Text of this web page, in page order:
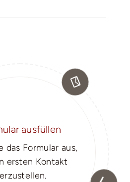
ausfüllen
das Formular aus,
ersten Kontakt